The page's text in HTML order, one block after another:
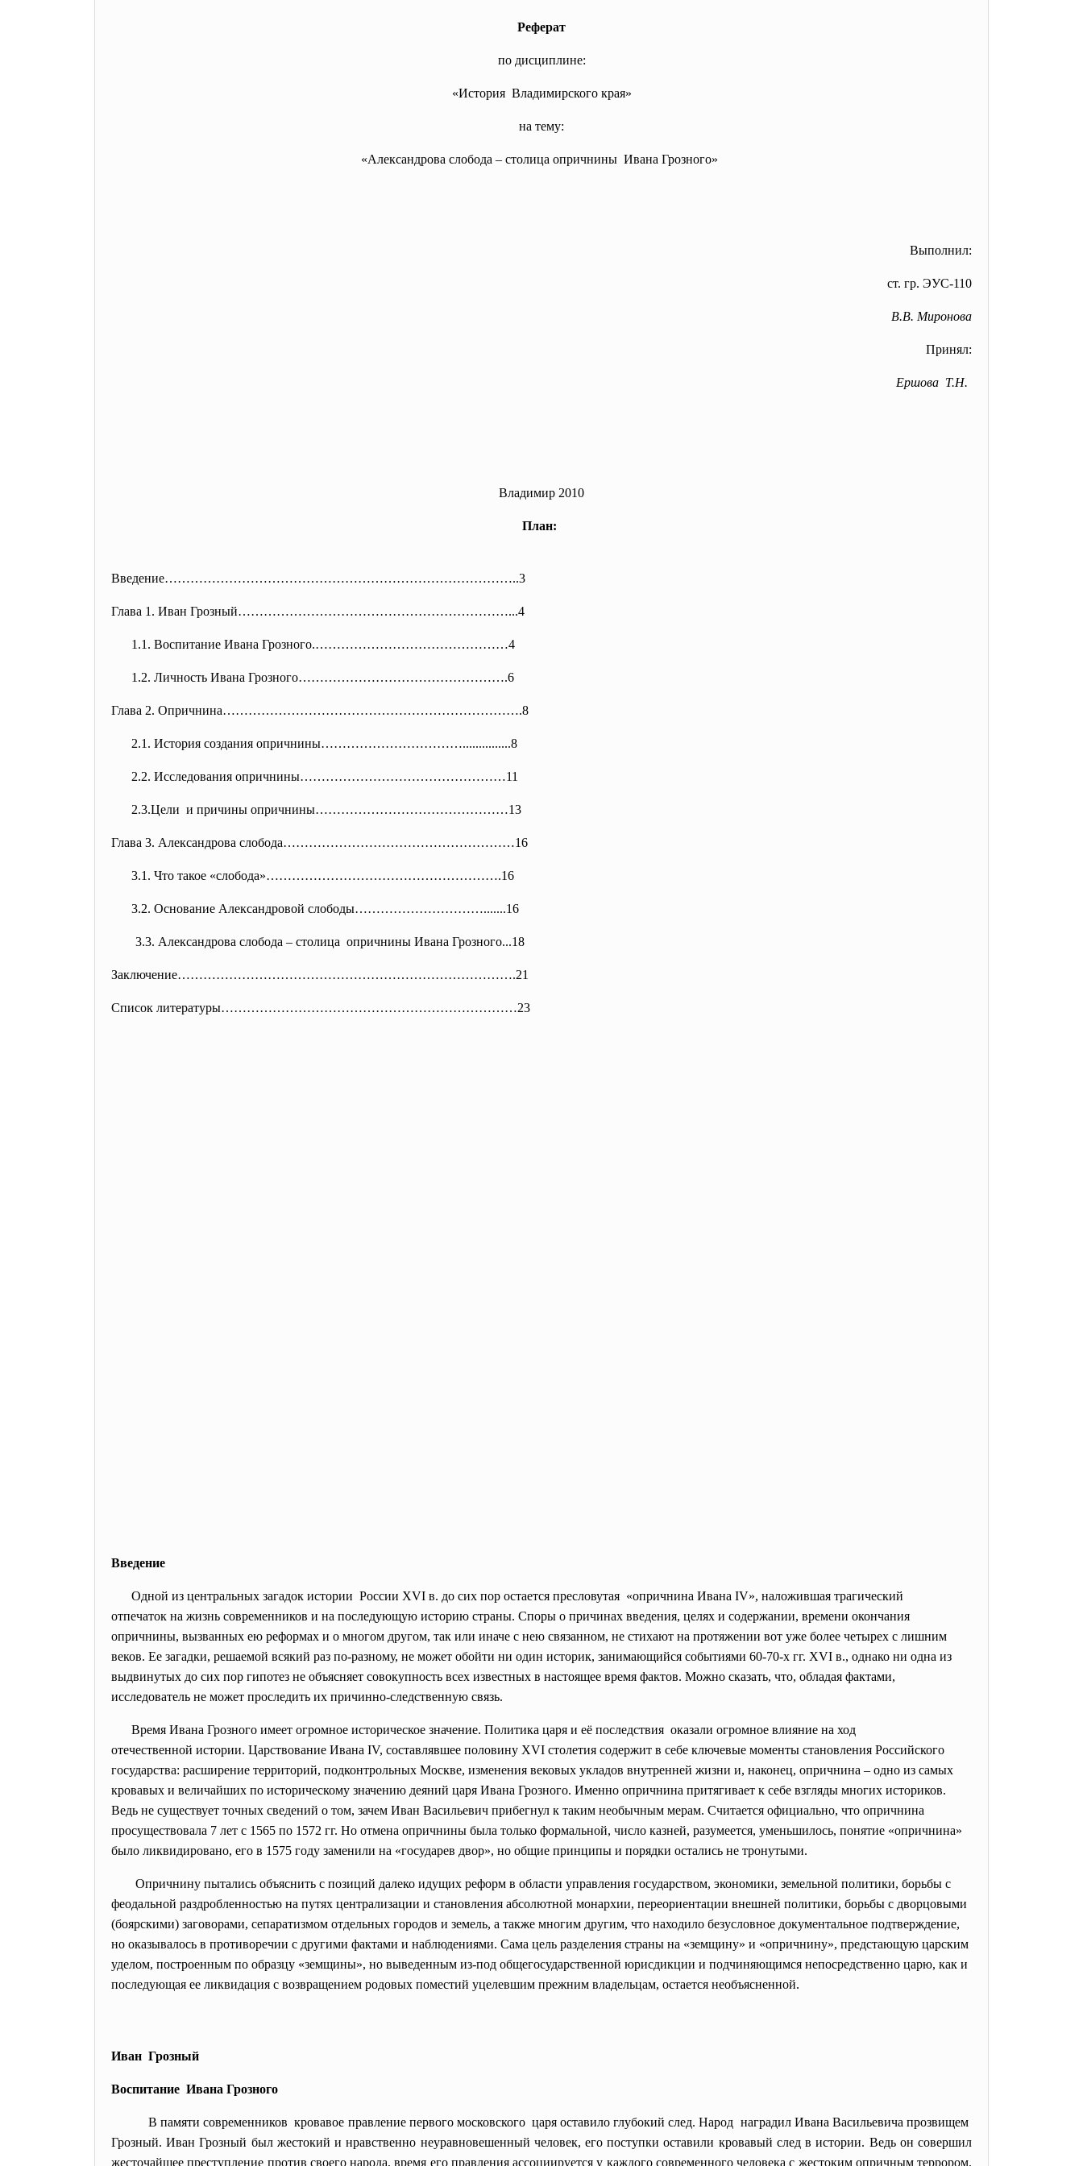
Реферат
по дисциплине:
«История Владимирского края»
на тему:
«Александрова слобода – столица опричнины Ивана Грозного»
Выполнил:
ст. гр. ЭУС-110
В.В. Миронова
Принял:
Ершова Т.Н.
Владимир 2010
План:
Введение………………………………………………………………………..3
Глава 1. Иван Грозный………………………………………………………...4
1.1. Воспитание Ивана Грозного.………………………………………4
1.2. Личность Ивана Грозного………………………………………….6
Глава 2. Опричнина…………………………………………………………….8
2.1. История создания опричнины……………………………...............8
2.2. Исследования опричнины…………………………………………11
2.3.Цели и причины опричнины………………………………………13
Глава 3. Александрова слобода………………………………………………16
3.1. Что такое «слобода»……………………………………………….16
3.2. Основание Александровой слободы………………………….......16
3.3. Александрова слобода – столица опричнины Ивана Грозного...18
Заключение…………………………………………………………………….21
Список литературы……………………………………………………………23
Введение
Одной из центральных загадок истории России XVI в. до сих пор остается пресловутая «опричнина Ивана IV», наложившая трагический
отпечаток на жизнь современников и на последующую историю страны. Споры о причинах введения, целях и содержании, времени окончания
опричнины, вызванных ею реформах и о многом другом, так или иначе с нею связанном, не стихают на протяжении вот уже более четырех с лишним
веков. Ее загадки, решаемой всякий раз по-разному, не может обойти ни один историк, занимающийся событиями 60-70-х гг. XVI в., однако ни одна из
выдвинутых до сих пор гипотез не объясняет совокупность всех известных в настоящее время фактов. Можно сказать, что, обладая фактами,
исследователь не может проследить их причинно-следственную связь.
Время Ивана Грозного имеет огромное историческое значение. Политика царя и её последствия оказали огромное влияние на ход
отечественной истории. Царствование Ивана IV, составлявшее половину XVI столетия содержит в себе ключевые моменты становления Российского
государства: расширение территорий, подконтрольных Москве, изменения вековых укладов внутренней жизни и, наконец, опричнина – одно из самых
кровавых и величайших по историческому значению деяний царя Ивана Грозного. Именно опричнина притягивает к себе взгляды многих историков.
Ведь не существует точных сведений о том, зачем Иван Васильевич прибегнул к таким необычным мерам. Считается официально, что опричнина
просуществовала 7 лет с 1565 по 1572 гг. Но отмена опричнины была только формальной, число казней, разумеется, уменьшилось, понятие «опричнина»
было ликвидировано, его в 1575 году заменили на «государев двор», но общие принципы и порядки остались не тронутыми.
Опричнину пытались объяснить с позиций далеко идущих реформ в области управления государством, экономики, земельной политики, борьбы с
феодальной раздробленностью на путях централизации и становления абсолютной монархии, переориентации внешней политики, борьбы с дворцовыми
(боярскими) заговорами, сепаратизмом отдельных городов и земель, а также многим другим, что находило безусловное документальное подтверждение,
но оказывалось в противоречии с другими фактами и наблюдениями. Сама цель разделения страны на «земщину» и «опричнину», предстающую царским
уделом, построенным по образцу «земщины», но выведенным из-под общегосударственной юрисдикции и подчиняющимся непосредственно царю, как и
последующая ее ликвидация с возвращением родовых поместий уцелевшим прежним владельцам, остается необъясненной.
Иван Грозный
Воспитание Ивана Грозного
В памяти современников кровавое правление первого московского царя оставило глубокий след. Народ наградил Ивана Васильевича прозвищем
Грозный. Иван Грозный был жестокий и нравственно неуравновешенный человек, его поступки оставили кровавый след в истории. Ведь он совершил
жесточайшее преступление против своего народа, время его правления ассоциируется у каждого современного человека с жестоким опричным террором.